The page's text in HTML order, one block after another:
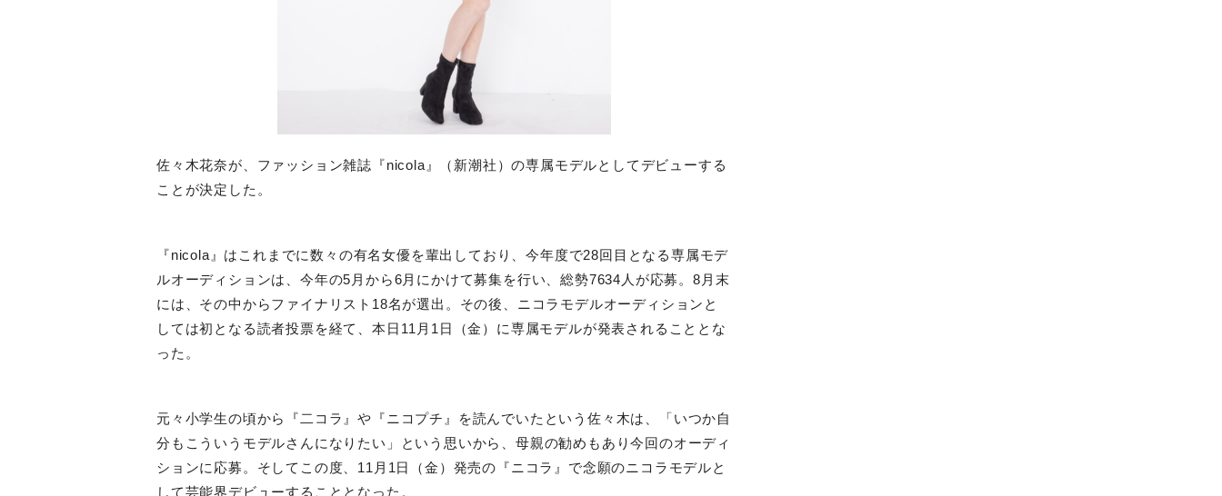
佐々木花奈が、ファッション雑誌『nicola 』（新潮社）の専属モデルとしてデビューする
ことが決定した。
『nicola 』はこれまでに数々の有名女優を輩出しており、今年度で28回目となる専属モデ
ルオーディションは、今年の5 月から6月にかけて募集を行い、総勢7634 人が応募。8 月末
には、その中からファイナリスト 18名が選出。その後、ニコラモデルオーディションと
しては初となる読者投票を経て、本日 11 月 1 日（金）に専属モデルが発表されることとな
った。
元々小学生の頃から『二コラ』や『ニコプチ』を読んでいたという佐々木は、「いつか自
分もこういうモデルさんになりたい」という思いから、母親の勧めもあり今回のオーディ
ションに応募。そしてこの度、 11 月 1日（金）発売の『ニコラ』で念願のニコラモデルと
して芸能界デビューすることとなった。